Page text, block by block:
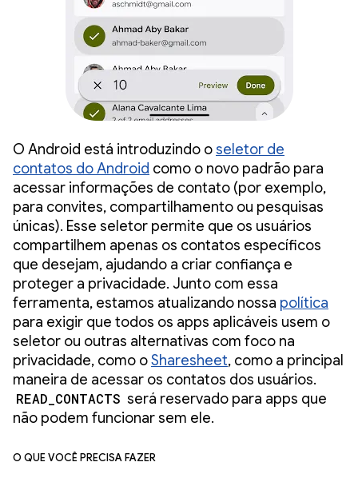
O Android está introduzindo oseletor de
contatos do Android como o novo padrão para
acessar informações de contato (por exemplo,
para convites, compartilhamento ou pesquisas
únicas). Esse seletor permite que os usuários
compartilhem apenas os contatos específicos
que desejam, ajudando a criar confiança e
proteger a privacidade. Junto com essa
ferramenta, estamos atualizando nossa política
para exigir que todos os apps aplicáveis usem o
seletor ou outras alternativas com foco na
privacidade, como oSharesheet, como a principal
maneira de acessar os contatos dos usuários.
READ_CONTACTS será reservado para apps que
não podem funcionar sem ele.
O que você precisa fazer